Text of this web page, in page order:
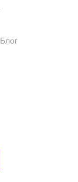
Блог